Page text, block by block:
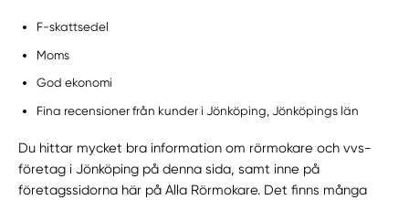
F-skattsedel
Moms
God ekonomi
Fina recensioner från kunder i Jönköping, Jönköpings län
Du hittar mycket bra information om rörmokare och vvs-
företag i Jönköping på denna sida, samt inne på
företagssidorna här på Alla Rörmokare. Det finns många